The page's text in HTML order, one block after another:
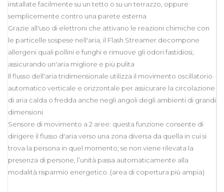
installate facilmente su un tetto o su un terrazzo, oppure
semplicemente contro una parete esterna
Grazie all'uso di elettroni che attivano le reazioni chimiche con
le particelle sospese nell'aria, il Flash Streamer decompone
allergeni quali pollini e funghi e rimuove gli odori fastidiosi,
assicurando un'aria migliore e più pulita
Il flusso dell'aria tridimensionale utilizza il movimento oscillatorio
automatico verticale e orizzontale per assicurare la circolazione
di aria calda o fredda anche negli angoli degli ambienti di grandi
dimensioni
Sensore di movimento a 2 aree: questa funzione consente di
dirigere il flusso d'aria verso una zona diversa da quella in cui si
trova la persona in quel momento; se non viene rilevata la
presenza di persone, l’unità passa automaticamente alla
modalità risparmio energetico. (area di copertura più ampia)